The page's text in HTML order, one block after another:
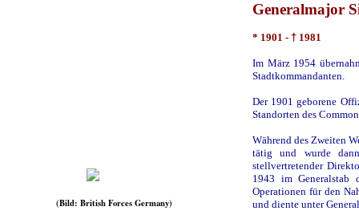
(Bild: British Forces Germany)
Generalmajor
* 1901 - † 1981
Im März 1954
Stadtkommandanten.
Der 1901 geborene
Standorten des
Während des Zweiten
tätig und wurde
stellvertretender
1943 im Generalstab
Operationen für den
und diente unter